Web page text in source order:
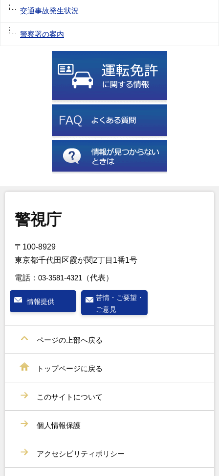
交通事故発生状況
警察署の案内
警視庁
〒100-8929
東京都千代田区霞が関2丁目1番1号
電話： 03-3581-4321 （代表）
情報提供
苦情・ご要望・
ご意見
ページの上部へ戻る
トップページに戻る
このサイトについて
個人情報保護
アクセシビリティポリシー